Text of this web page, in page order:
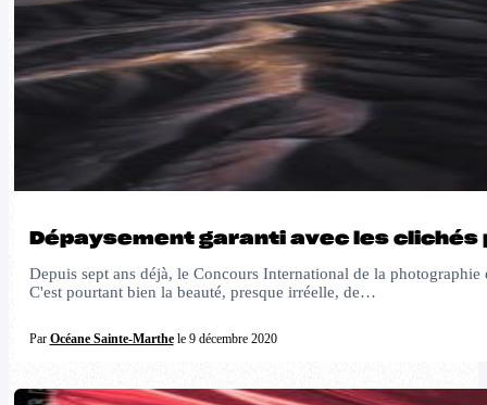
Dépaysement garanti avec les
Depuis sept ans déjà, le Concours International de la
C'est pourtant bien la beauté, presque irréelle, de…
Par Océane Sainte-Marthele 9 décembre 2020